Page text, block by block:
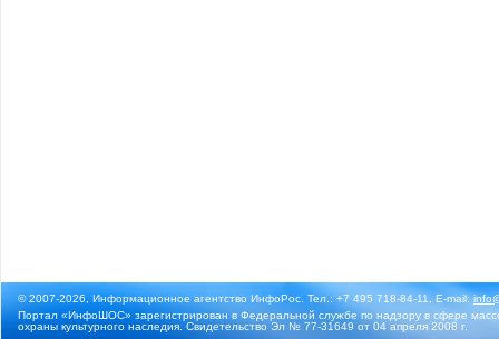
© 2007-2026, Информационное агентство ИнфоРос. Тел.: +7 495 718-84-11, E-mail:
Портал «ИнфоШОС» зарегистрирован в Федеральной службе по надзору в сфере
охраны культурного наследия. Свидетельство Эл № 77-31649 от 04 апреля 2008 г.